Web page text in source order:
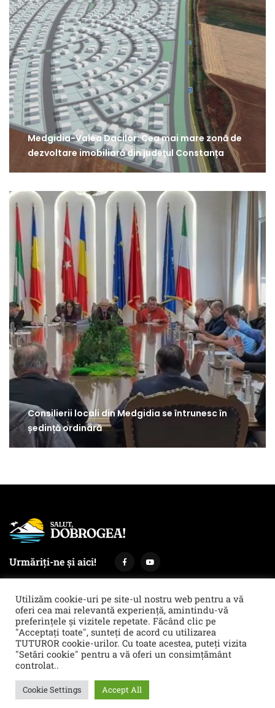
Medgidia-Valea Dacilor: Cea mai mare zonă de
dezvoltare imobiliară din județul Constanța
Consilierii locali din Medgidia se întrunesc în
ședință ordinară
Urmăriți-ne și aici!
Termeni și condiții
Politica de cookies & GDPR
Noi îți facem reclamă!
© 2021 Salut, Dobrogea! - Ziar de informare și atitudine || E-mail:
Utilizăm cookie-uri pe site-ul nostru web pentru a vă
oferi cea mai relevantă experiență, amintindu-vă
preferințele și vizitele repetate. Făcând clic pe
"Acceptați toate", sunteți de acord cu utilizarea
TUTUROR cookie-urilor. Cu toate acestea, puteți vizita
"Setări cookie" pentru a vă oferi un consimțământ
controlat..
Cookie Settings Accept All